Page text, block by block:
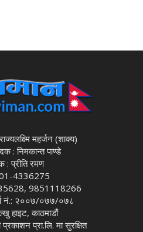
महर्जन (शाक्य)
: निमकान्त पाण्डे
: प्रीति रमण
01-4336275
9851118266
नं.: २००७/०७७/०७८
हाइट, काठमाडौं
प्रकाशन प्रा.लि. मा सुरक्षित